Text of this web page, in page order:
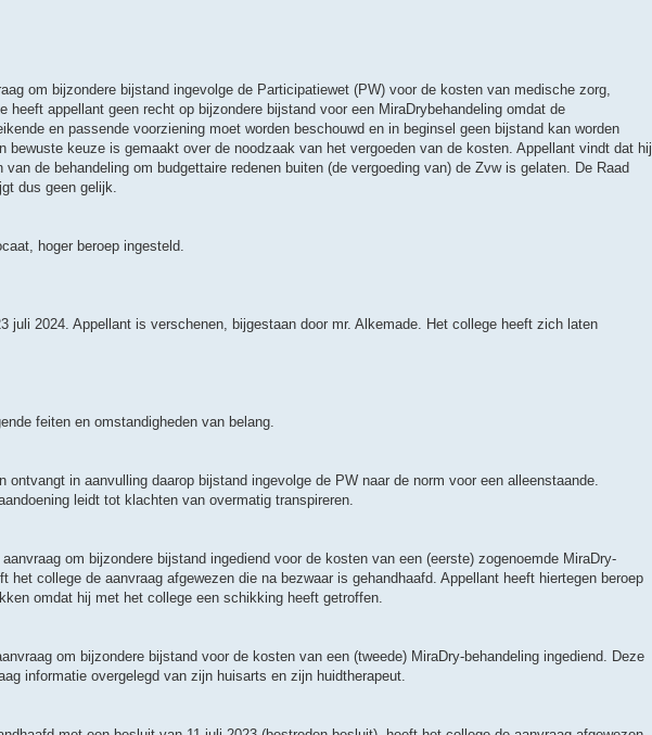
om bijzondere bijstand ingevolge de Participatiewet (PW) voor de kosten van medische zorg,
heeft appellant geen recht op bijzondere bijstand voor een MiraDrybehandeling omdat de
en passende voorziening moet worden beschouwd en in beginsel geen bijstand kan worden
bewuste keuze is gemaakt over de noodzaak van het vergoeden van de kosten. Appellant vindt dat hij
de behandeling om budgettaire redenen buiten (de vergoeding van) de Zvw is gelaten. De Raad
dus geen gelijk.
hoger beroep ingesteld.
juli 2024. Appellant is verschenen, bijgestaan door mr. Alkemade. Het college heeft zich laten
feiten en omstandigheden van belang.
in aanvulling daarop bijstand ingevolge de PW naar de norm voor een alleenstaande.
leidt tot klachten van overmatig transpireren.
om bijzondere bijstand ingediend voor de kosten van een (eerste) zogenoemde MiraDry-
het college de aanvraag afgewezen die na bezwaar is gehandhaafd. Appellant heeft hiertegen beroep
omdat hij met het college een schikking heeft getroffen.
om bijzondere bijstand voor de kosten van een (tweede) MiraDry-behandeling ingediend. Deze
informatie overgelegd van zijn huisarts en zijn huidtherapeut.